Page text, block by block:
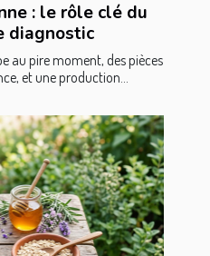
: le rôle clé du
diagnostic
au pire moment, des pièces
et une production...